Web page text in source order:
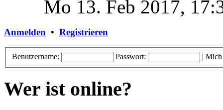
Mo 13. Feb 2017,
Anmelden • Registrieren
Benutzername: Passwort: | Mich
Wer ist online?